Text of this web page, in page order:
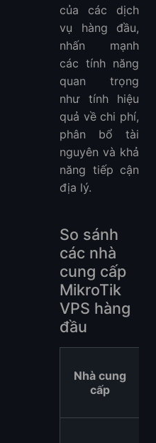
của các dịch
vụ hàng đầu,
nhấn mạnh
các tính năng
quan trọng
như tính hiệu
quả về chi phí,
phân bổ tài
nguyên và khả
năng tiếp cận
địa lý.
So sánh
các nhà
cung cấp
MikroTik
VPS hàng
đầu
Nhà cung
cấp